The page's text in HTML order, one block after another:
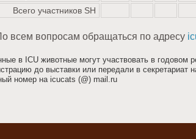
Всего участников SH
всем вопросам обращаться по адресу
в ICU животные могут участвовать в годовом
до выставки или передали в секретариат
номер на icucats (@) mail.ru